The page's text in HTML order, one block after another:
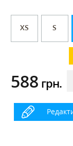
XS S
588 грн.